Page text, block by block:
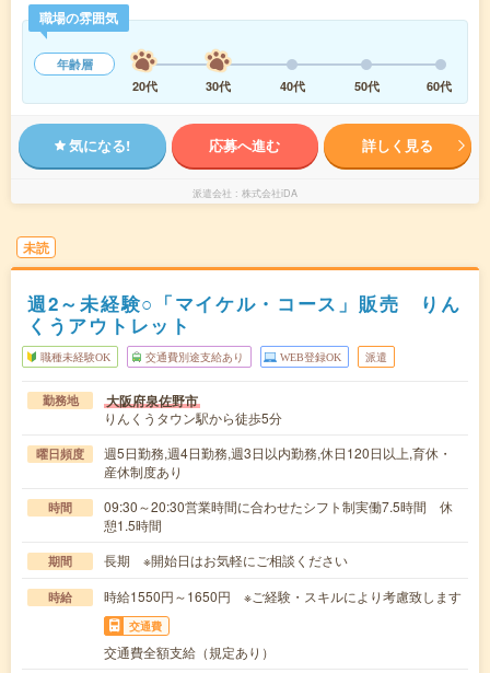
職場の雰囲気
年齢層
20代
30代 40代 50代 60代
気になる! 応募へ進む 詳しく見る
派遣会社 株式会社iDA
未読
週2～未経験○「マイケル・コース」販売 りん
くうアウトレット
職種未経験OK 交通費別途支給あり WEB登録OK 派遣
勤務地 大阪府泉佐野市
りんくうタウン駅から徒歩5分
曜日頻度
週5日勤務,週4日勤務,週3日以内勤務,休日120日以上,育休・
産休制度あり
時間
09:30～20:30営業時間に合わせたシフト制実働7.5時間 休
憩1.5時間
期間 長期 ※開始日はお気軽にご相談ください
時給 時給1550円～1650円 ※ご経験・スキルにより考慮致します
交通費
交通費全額支給（規定あり）